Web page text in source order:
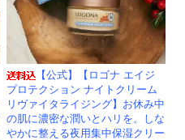
【公式】【ロゴナ エイジ
プロテクション ナイトクリーム
リヴァイタライジング】お休み中
の肌に濃密な潤いとハリを。しな
やかに整える夜用集中保湿クリー